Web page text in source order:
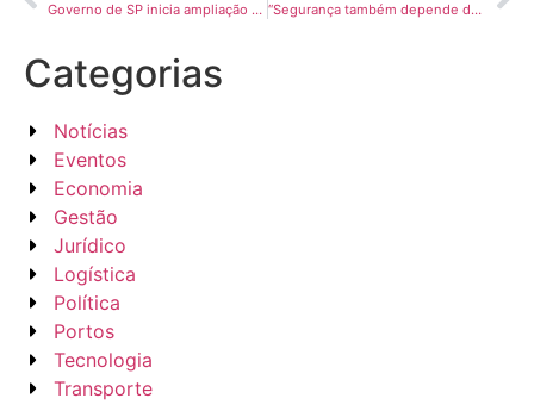
Governo de SP inicia ampliação na Rodovia Washington Luís, na região de São José do Rio Preto “Segurança também depende da infraestrutura”, defende Associação de Transporte de Produtos Perigosos
Categorias
Notícias
Eventos
Economia
Gestão
Jurídico
Logística
Política
Portos
Tecnologia
Transporte